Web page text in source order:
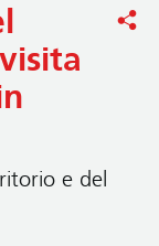
e del